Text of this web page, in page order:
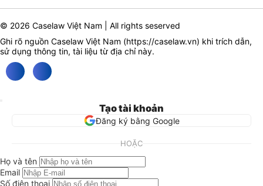
© 2026 Caselaw Việt Nam | All rights seserved
Ghi rõ nguồn Caselaw Việt Nam (https://caselaw.vn) khi trích dẫn,
sử dụng thông tin, tài liệu từ địa chỉ này.
Tạo tài khoản
Đăng ký bằng Google
HOẶC
Họ và tên
Email
Số điện thoại